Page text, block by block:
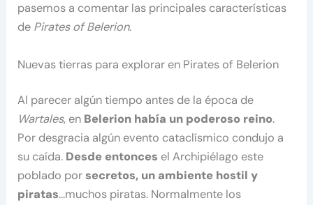
pasemos a comentar las principales características
de Pirates of Belerion.
Nuevas tierras para explorar en Pirates of Belerion
Al parecer algún tiempo antes de la época de
Wartales, en Belerion había un poderoso reino.
Por desgracia algún evento cataclísmico condujo a
su caída. Desde entonces el Archipiélago este
poblado porsecretos, un ambiente hostil y
piratas…muchos piratas. Normalmente los